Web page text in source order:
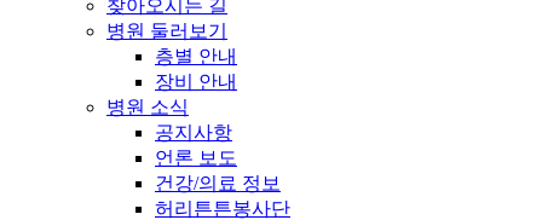
찾아오시는 길
병원 둘러보기
층별 안내
장비 안내
병원 소식
공지사항
언론 보도
건강/의료 정보
허리튼튼봉사단